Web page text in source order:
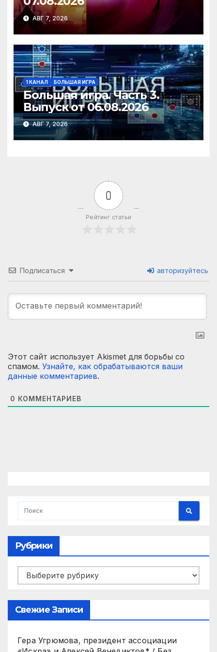
АВГ 7, 2026
1 КАНАЛ БОЛЬШАЯ ИГРА
Большая игра. Часть 3.
Выпуск от 06.08.2026
АВГ 7, 2026
0
Рейтинг статьи
Подписаться авторизуйтесь
Этот сайт использует Akismet для борьбы со
спамом. Узнайте, как обрабатываются ваши
данные комментариев.
0 КОММЕНТАРИЕВ
Рубрики
Рубрики
Свежие Записи
Гера Угрюмова, президент ассоциации